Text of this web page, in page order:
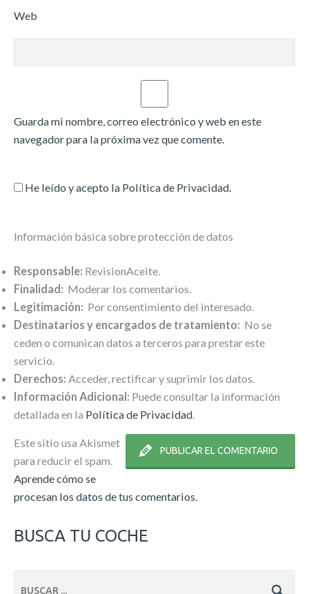
Web
Guarda mi nombre, correo electrónico y web en este
navegador para la próxima vez que comente.
He leído y acepto la Política de Privacidad.
Información básica sobre protección de datos
Responsable: RevisionAceite.
Finalidad: Moderar los comentarios.
Legitimación: Por consentimiento del interesado.
Destinatarios y encargados de tratamiento: No se
ceden o comunican datos a terceros para prestar este
servicio.
Derechos: Acceder, rectificar y suprimir los datos.
Información Adicional: Puede consultar la información
detallada en la Política de Privacidad
Este sitio usa Akismet
para reducir el spam.
Aprende cómo se
procesan los datos de tus comentarios.
BUSCA TU COCHE